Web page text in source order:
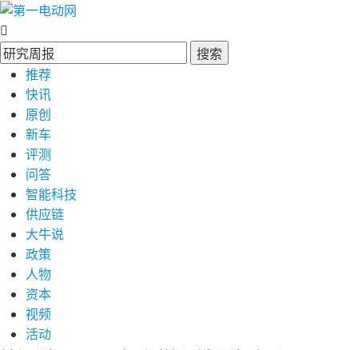
搜索
推荐
快讯
原创
新车
评测
问答
智能科技
供应链
大牛说
政策
人物
资本
视频
活动